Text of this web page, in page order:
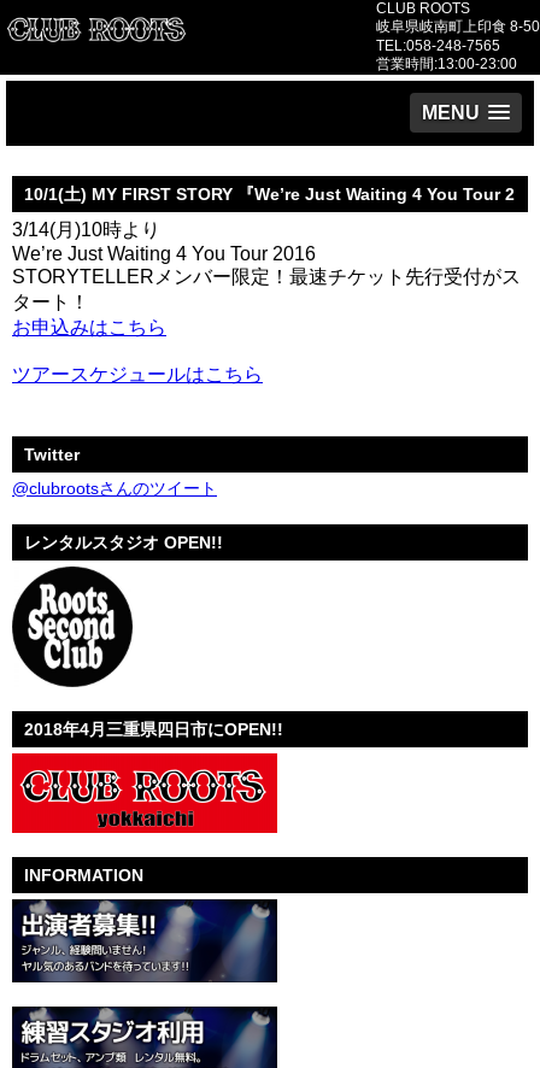
CLUB ROOTS
岐阜県岐南町上印食 8-50
TEL:058-248-7565
営業時間:13:00-23:00
MENU
10/1(土) MY FIRST STORY 『We’re Just Waiting 4 You Tour 2
016』決定!!
3/14(月)10時より
We’re Just Waiting 4 You Tour 2016
STORYTELLERメンバー限定！最速チケット先行受付がス
タート！
お申込みはこちら
ツアースケジュールはこちら
Twitter
@clubrootsさんのツイート
レンタルスタジオ OPEN!!
2018年4月三重県四日市にOPEN!!
INFORMATION